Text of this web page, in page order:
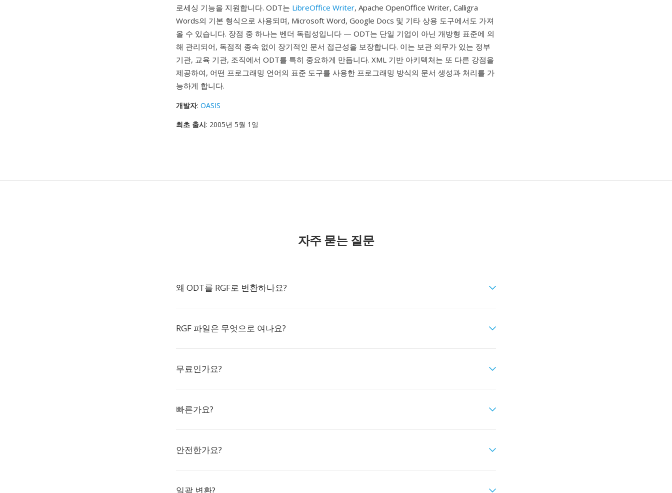
로세싱 기능을 지원합니다. ODT는 LibreOffice Writer, Apache OpenOffice Writer, Calligra
Words의 기본 형식으로 사용되며, Microsoft Word, Google Docs 및 기타 상용 도구에서도 가져
올 수 있습니다. 장점 중 하나는 벤더 독립성입니다 — ODT는 단일 기업이 아닌 개방형 표준에 의
해 관리되어, 독점적 종속 없이 장기적인 문서 접근성을 보장합니다. 이는 보관 의무가 있는 정부
기관, 교육 기관, 조직에서 ODT를 특히 중요하게 만듭니다. XML 기반 아키텍처는 또 다른 강점을
제공하여, 어떤 프로그래밍 언어의 표준 도구를 사용한 프로그래밍 방식의 문서 생성과 처리를 가
능하게 합니다.
개발자: OASIS
최초 출시: 2005년 5월 1일
자주 묻는 질문
왜 ODT를 RGF로 변환하나요?
RGF 파일은 무엇으로 여나요?
무료인가요?
빠른가요?
안전한가요?
일괄 변환?